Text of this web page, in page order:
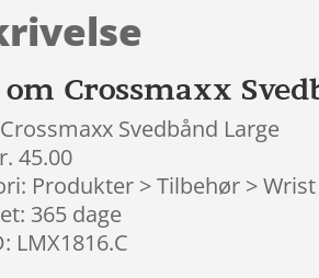
Crossmaxx
Svedbånd Large
45.00
Produkter > Tilbehør >
365 dage
LMX1816.C